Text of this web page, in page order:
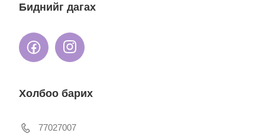
Биднийг дагах
Холбоо барих
77027007